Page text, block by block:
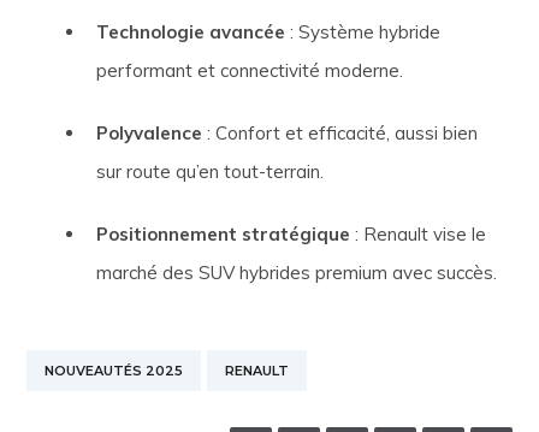
Technologie avancée : Système hybride
performant et connectivité moderne.
Polyvalence : Confort et efficacité, aussi bien
sur route qu’en tout-terrain.
Positionnement stratégique : Renault vise le
marché des SUV hybrides premium avec succès.
NOUVEAUTÉS 2025 RENAULT